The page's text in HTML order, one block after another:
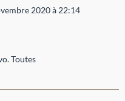
2020 à 22:14
Toutes